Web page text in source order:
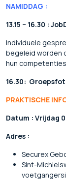
NAMIDDAG :
13.15 – 16.30 :
Individuele
begeleid worden
hun
16.30:
PRAKTISCHE
Datum : Vrijdag
Adres :
Securex
Sint-